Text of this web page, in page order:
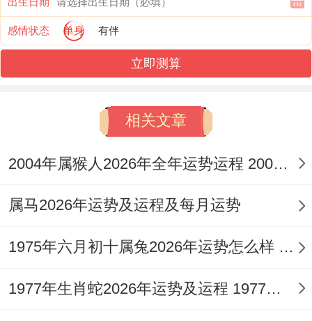
先扬后抑的格局，不可贪心冒进，此年财库
有「漏缝」之嫌，伴随机遇而来的，常有意
外的社交支出或家庭耗财，需精打细算。
为稳固财源，避免钱财虚耗，可借助
摆件安放于家中或办公室正东方
位，其以「白菜」谐音「百财」，结合金
财库。
属猪人2026年感情姻缘运势
夫妻宫逢「岁合」，情感关系将面临考验与
感情状态 单身 有伴
立即测算
相关文章
2004年属猴人2026年全年运势运程 2004年属猴人2026年运势及运程
属马2026年运势及运程及每月运势
1975年六月初十属兔2026年运势怎么样 1975年六月初六是几月几号
1977年生肖蛇2026年运势及运程 1977年生肖蛇五行缺什么